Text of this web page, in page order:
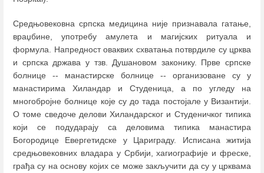
Средњовековна српска медицина није признавала гатање,
враџбине, употребу амулета и магијских ритуала и
формула. Напредност оваквих схватања потврдиле су црква
и српска држава у тзв. Душановом законику. Прве српске
болнице -- манастирске болнице -- организоване су у
манастирима Хиландар и Студеница, а по угледу на
многобројне болнице које су до тада постојале у Византији.
О томе сведоче делови Хиландарског и Студеничког типика
који се подударају са деловима типика манастира
Богородице Евергетидске у Цариграду. Исписана житија
средњoвековних владара у Србији, хагиографије и фреске,
грађа су на основу којих се може закључити да су у црквама